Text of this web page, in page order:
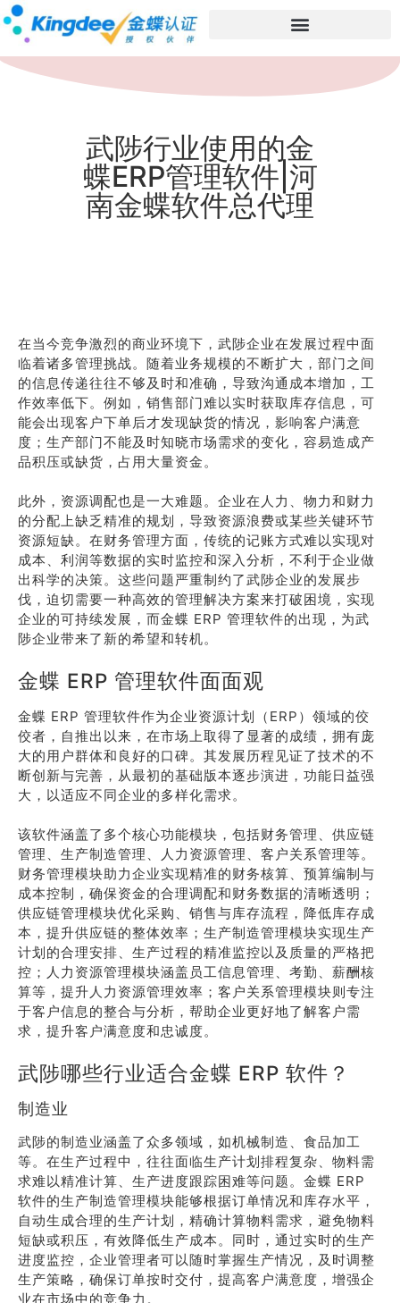
武陟行业使用的金
蝶ERP管理软件|河
南金蝶软件总代理
在当今竞争激烈的商业环境下，武陟企业在发展过程中面
临着诸多管理挑战。随着业务规模的不断扩大，部门之间
的信息传递往往不够及时和准确，导致沟通成本增加，工
作效率低下。例如，销售部门难以实时获取库存信息，可
能会出现客户下单后才发现缺货的情况，影响客户满意
度；生产部门不能及时知晓市场需求的变化，容易造成产
品积压或缺货，占用大量资金。
此外，资源调配也是一大难题。企业在人力、物力和财力
的分配上缺乏精准的规划，导致资源浪费或某些关键环节
资源短缺。在财务管理方面，传统的记账方式难以实现对
成本、利润等数据的实时监控和深入分析，不利于企业做
出科学的决策。这些问题严重制约了武陟企业的发展步
伐，迫切需要一种高效的管理解决方案来打破困境，实现
企业的可持续发展，而金蝶 ERP 管理软件的出现，为武
陟企业带来了新的希望和转机。
金蝶 ERP 管理软件面面观
金蝶 ERP 管理软件作为企业资源计划（ERP）领域的佼
佼者，自推出以来，在市场上取得了显著的成绩，拥有庞
大的用户群体和良好的口碑。其发展历程见证了技术的不
断创新与完善，从最初的基础版本逐步演进，功能日益强
大，以适应不同企业的多样化需求。
该软件涵盖了多个核心功能模块，包括财务管理、供应链
管理、生产制造管理、人力资源管理、客户关系管理等。
财务管理模块助力企业实现精准的财务核算、预算编制与
成本控制，确保资金的合理调配和财务数据的清晰透明；
供应链管理模块优化采购、销售与库存流程，降低库存成
本，提升供应链的整体效率；生产制造管理模块实现生产
计划的合理安排、生产过程的精准监控以及质量的严格把
控；人力资源管理模块涵盖员工信息管理、考勤、薪酬核
算等，提升人力资源管理效率；客户关系管理模块则专注
于客户信息的整合与分析，帮助企业更好地了解客户需
求，提升客户满意度和忠诚度。
武陟哪些行业适合金蝶 ERP 软件？
制造业
武陟的制造业涵盖了众多领域，如机械制造、食品加工
等。在生产过程中，往往面临生产计划排程复杂、物料需
求难以精准计算、生产进度跟踪困难等问题。金蝶 ERP
软件的生产制造管理模块能够根据订单情况和库存水平，
自动生成合理的生产计划，精确计算物料需求，避免物料
短缺或积压，有效降低生产成本。同时，通过实时的生产
进度监控，企业管理者可以随时掌握生产情况，及时调整
生产策略，确保订单按时交付，提高客户满意度，增强企
业在市场中的竞争力。